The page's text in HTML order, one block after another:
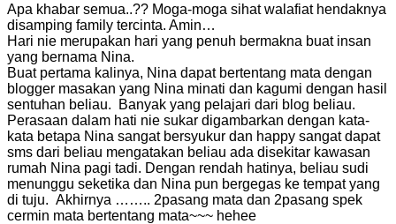
Apa khabar semua..?? Moga-moga sihat walafiat hendaknya
disamping family tercinta. Amin…
Hari nie merupakan hari yang penuh bermakna buat insan
yang bernama Nina.
Buat pertama kalinya, Nina dapat bertentang mata dengan
blogger masakan yang Nina minati dan kagumi dengan hasil
sentuhan beliau. Banyak yang pelajari dari blog beliau.
Perasaan dalam hati nie sukar digambarkan dengan kata-
kata betapa Nina sangat bersyukur dan happy sangat dapat
sms dari beliau mengatakan beliau ada disekitar kawasan
rumah Nina pagi tadi. Dengan rendah hatinya, beliau sudi
menunggu seketika dan Nina pun bergegas ke tempat yang
di tuju. Akhirnya …….. 2pasang mata dan 2pasang spek
cermin mata bertentang mata~~~ hehee